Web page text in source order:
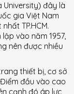
University) đây là
gia Việt Nam
TP.HCM.
vào năm 1957,
nên được nhiều
thiết bị, cơ sở
đầu vào cao
cạnh đó áp lực